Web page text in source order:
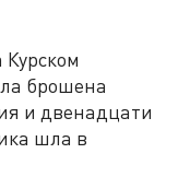
брошена
и двенадцати
шла в